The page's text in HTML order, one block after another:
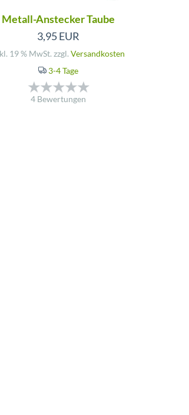
Metall-Anstecker Taube
3,95 EUR
19 % MwSt. zzgl. Versandkosten
3-4 Tage
4 Bewertungen